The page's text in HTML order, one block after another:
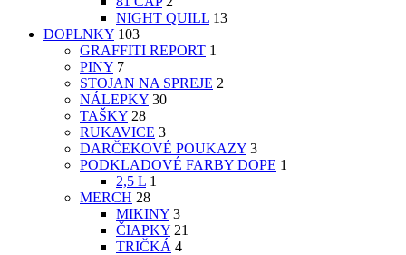
NIGHT QUILL 13
DOPLNKY 103
GRAFFITI REPORT 1
PINY 7
STOJAN NA SPREJE 2
NÁLEPKY 30
TAŠKY 28
RUKAVICE 3
DARČEKOVÉ POUKAZY 3
PODKLADOVÉ FARBY DOPE 1
2,5 L 1
MERCH 28
MIKINY 3
ČIAPKY 21
TRIČKÁ 4